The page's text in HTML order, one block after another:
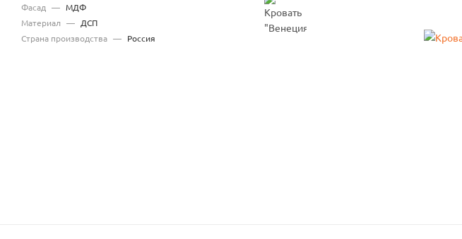
Фасад — МДФ
Материал — ДСП
Страна производства — Россия